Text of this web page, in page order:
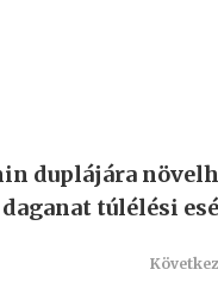
duplájára
túlélési